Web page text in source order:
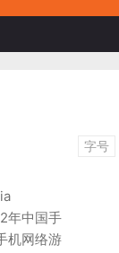
字号
年中国手
机网络游